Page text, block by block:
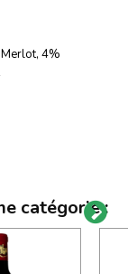
4%
catégorie :